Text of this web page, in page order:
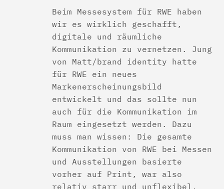
Beim Messesystem für RWE haben
wir es wirklich geschafft,
digitale und räumliche
Kommunikation zu vernetzen. Jung
von Matt/brand identity hatte
für RWE ein neues
Markenerscheinungsbild
entwickelt und das sollte nun
auch für die Kommunikation im
Raum eingesetzt werden. Dazu
muss man wissen: Die gesamte
Kommunikation von RWE bei Messen
und Ausstellungen basierte
vorher auf Print, war also
relativ starr und unflexibel,